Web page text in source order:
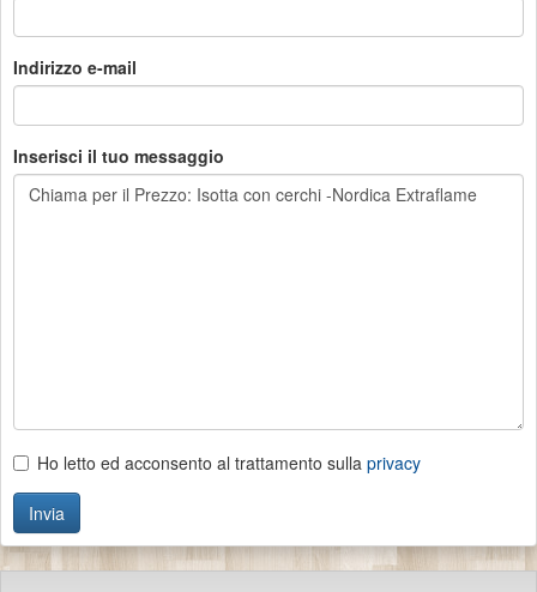
Indirizzo e-mail
Inserisci il tuo messaggio
Ho letto ed acconsento al trattamento sulla privacy